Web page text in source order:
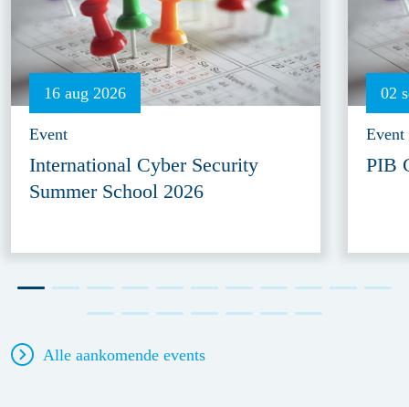
16 aug 2026
Event
International Cyber Security
Summer School 2026
02
Event
PIB
Alle aankomende events